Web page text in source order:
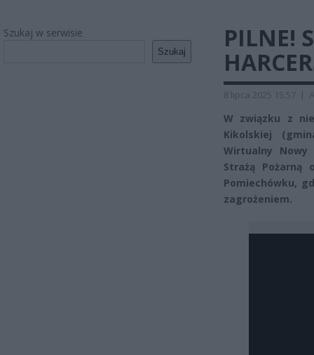
Szukaj w serwisie
Szukaj
PILNE!
8 lipca 2025 15:57 |
W związku z
Kikolskiej
Wirtualny
Strażą Pożarną
Pomiechówku,
zagrożeniem.